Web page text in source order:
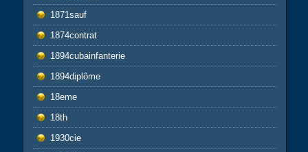
1871sauf
1874contrat
1894cubainfanterie
1894diplôme
18eme
18th
1930cie